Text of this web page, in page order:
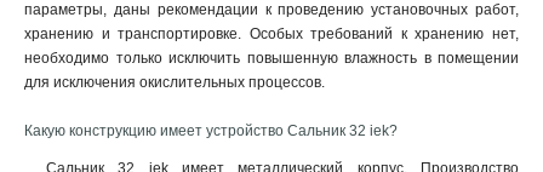
параметры, даны рекомендации к проведению установочных работ,
хранению и транспортировке. Особых требований к хранению нет,
необходимо только исключить повышенную влажность в помещении
для исключения окислительных процессов.
Какую конструкцию имеет устройство Сальник 32 iek?
Сальник 32 iek имеет металлический корпус. Производство